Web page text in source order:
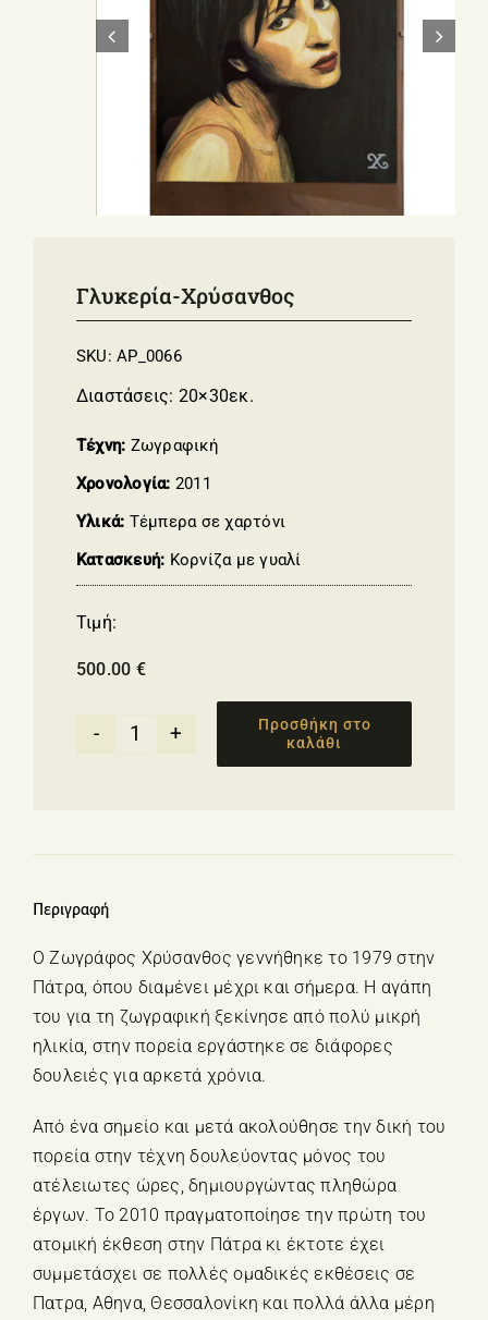
Γλυκερία-Χρύσανθος
SKU:AP_0066
Διαστάσεις: 20×30εκ.
Τέχνη: Ζωγραφική
Χρονολογία: 2011
Υλικά: Τέμπερα σε χαρτόνι
Κατασκευή: Κορνίζα με γυαλί
Τιμή:
500.00 €
Γλυκερία-
Προσθήκη στο
καλάθι
Περιγραφή
Ο Ζωγράφος Χρύσανθος γεννήθηκε το 1979 στην
Πάτρα, όπου διαμένει μέχρι και σήμερα. Η αγάπη
του για τη ζωγραφική ξεκίνησε από πολύ μικρή
ηλικία, στην πορεία εργάστηκε σε διάφορες
δουλειές για αρκετά χρόνια.
Από ένα σημείο και μετά ακολούθησε την δική του
πορεία στην τέχνη δουλεύοντας μόνος του
ατέλειωτες ώρες, δημιουργώντας πληθώρα
έργων. Το 2010 πραγματοποίησε την πρώτη του
ατομική έκθεση στην Πάτρα κι έκτοτε έχει
συμμετάσχει σε πολλές ομαδικές εκθέσεις σε
Πατρα, Αθηνα, Θεσσαλονίκη και πολλά άλλα μέρη